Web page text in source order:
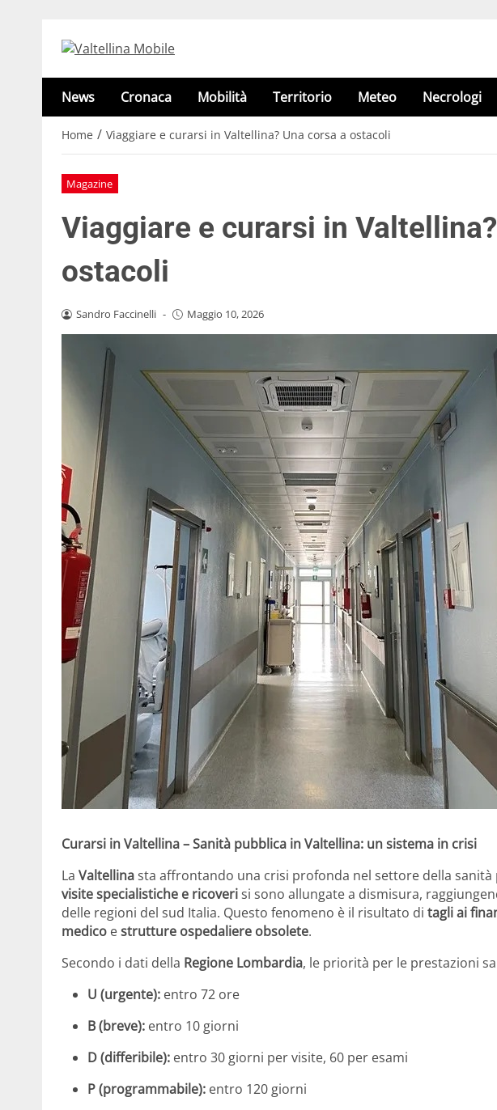
News Cronaca Mobilità Territorio Meteo Necrologi
Home / Viaggiare e curarsi in Valtellina? Una corsa a ostacoli
Magazine
Viaggiare e curarsi in
ostacoli
Sandro Faccinelli - Maggio 10, 2026
Curarsi in Valtellina – Sanità pubblica in Valtellina: un sistema in crisi
La Valtellinasta affrontando una crisi profonda nel settore della sanità
visite specialistiche e ricoverisi sono allungate a dismisura,
delle regioni del sud Italia. Questo fenomeno è il risultato di tagli ai
medico estrutture ospedaliere obsolete.
Secondo i dati della Regione Lombardia, le priorità per le prestazioni
U (urgente): entro 72 ore
B (breve): entro 10 giorni
D (differibile): entro 30 giorni per visite, 60 per esami
P (programmabile): entro 120 giorni